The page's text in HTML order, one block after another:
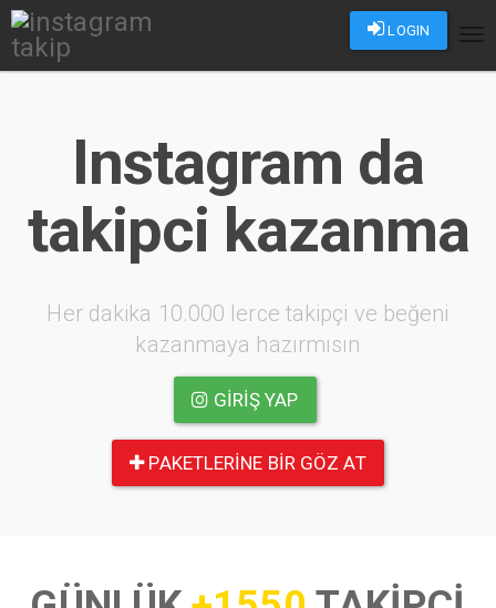
LOGIN
Instagram da
takipci kazanma
Her dakika 10.000 lerce takipçi ve beğeni
kazanmaya hazırmısın
GIRIŞ YAP
PAKETLERINE BIR GÖZ AT